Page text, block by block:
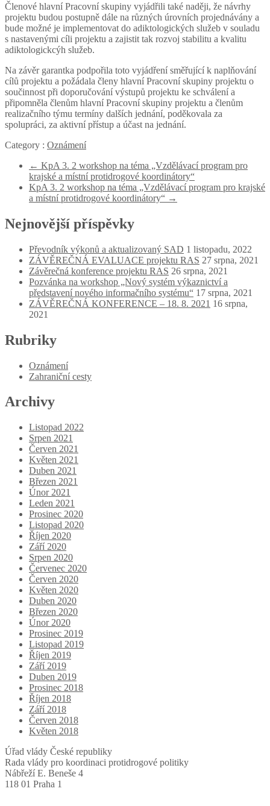
Členové hlavní Pracovní skupiny vyjádřili také naději, že návrhy
projektu budou postupně dále na různých úrovních projednávány a
bude možné je implementovat do adiktologických služeb v souladu
s nastavenými cíli projektu a zajistit tak rozvoj stabilitu a kvalitu
adiktologickcýh služeb.
Na závěr garantka podpořila toto vyjádření směřující k naplňování
cílů projektu a požádala členy hlavní Pracovní skupiny projektu o
součinnost při doporučování výstupů projektu ke schválení a
připomněla členům hlavní Pracovní skupiny projektu a členům
realizačního týmu termíny dalších jednání, poděkovala za
spolupráci, za aktivní přístup a účast na jednání.
Category : Oznámení
← KpA 3. 2 workshop na téma „Vzdělávací program pro
krajské a místní protidrogové koordinátory“
KpA 3. 2 workshop na téma „Vzdělávací program pro krajské
a místní protidrogové koordinátory“ →
Nejnovější příspěvky
Převodník výkonů a aktualizovaný SAD 1 listopadu, 2022
ZÁVĚREČNÁ EVALUACE projektu RAS 27 srpna, 2021
Závěrečná konference projektu RAS 26 srpna, 2021
Pozvánka na workshop „Nový systém výkaznictví a
představení nového informačního systému“ 17 srpna, 2021
ZÁVĚREČNÁ KONFERENCE – 18. 8. 2021 16 srpna,
2021
Rubriky
Oznámení
Zahraniční cesty
Archivy
Listopad 2022
Srpen 2021
Červen 2021
Květen 2021
Duben 2021
Březen 2021
Únor 2021
Leden 2021
Prosinec 2020
Listopad 2020
Říjen 2020
Září 2020
Srpen 2020
Červenec 2020
Červen 2020
Květen 2020
Duben 2020
Březen 2020
Únor 2020
Prosinec 2019
Listopad 2019
Říjen 2019
Září 2019
Duben 2019
Prosinec 2018
Říjen 2018
Září 2018
Červen 2018
Květen 2018
Úřad vlády České republiky
Rada vlády pro koordinaci protidrogové politiky
Nábřeží E. Beneše 4
118 01 Praha 1